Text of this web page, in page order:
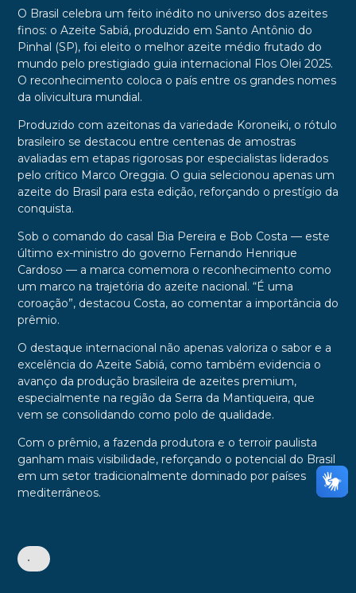
O Brasil celebra um feito inédito no universo dos azeites
finos: o Azeite Sabiá, produzido em Santo Antônio do
Pinhal (SP), foi eleito o melhor azeite médio frutado do
mundo pelo prestigiado guia internacional Flos Olei 2025.
O reconhecimento coloca o país entre os grandes nomes
da olivicultura mundial.
Produzido com azeitonas da variedade Koroneiki, o rótulo
brasileiro se destacou entre centenas de amostras
avaliadas em etapas rigorosas por especialistas liderados
pelo crítico Marco Oreggia. O guia selecionou apenas um
azeite do Brasil para esta edição, reforçando o prestígio da
conquista.
Sob o comando do casal Bia Pereira e Bob Costa — este
último ex-ministro do governo Fernando Henrique
Cardoso — a marca comemora o reconhecimento como
um marco na trajetória do azeite nacional. “É uma
coroação”, destacou Costa, ao comentar a importância do
prêmio.
O destaque internacional não apenas valoriza o sabor e a
excelência do Azeite Sabiá, como também evidencia o
avanço da produção brasileira de azeites premium,
especialmente na região da Serra da Mantiqueira, que
vem se consolidando como polo de qualidade.
Com o prêmio, a fazenda produtora e o terroir paulista
ganham mais visibilidade, reforçando o potencial do Brasil
em um setor tradicionalmente dominado por países
mediterrâneos.
•